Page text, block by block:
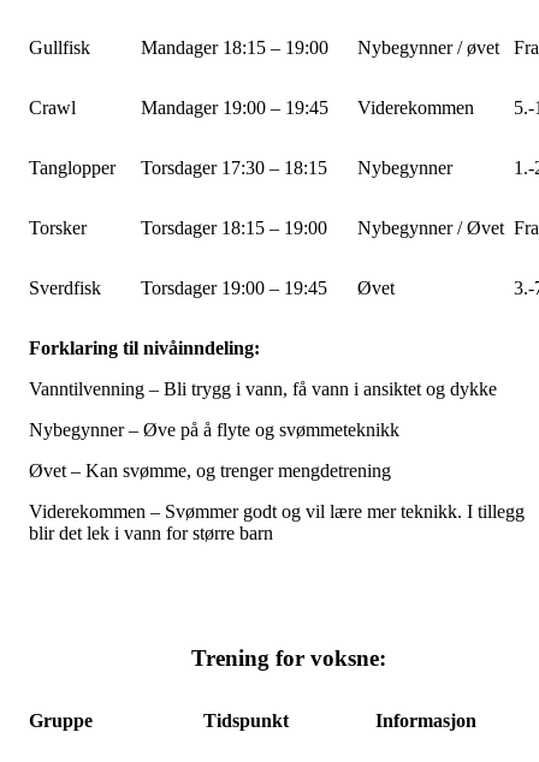
Gullfisk Mandager 18:15 – 19:00 Nybegynner / øvet
Crawl Mandager 19:00 – 19:45 Viderekommen 5.-
Tanglopper Torsdager 17:30 – 18:15 Nybegynner 1.-
Torsker Torsdager 18:15 – 19:00 Nybegynner / Øvet
Sverdfisk Torsdager 19:00 – 19:45 Øvet 3.-
Forklaring til nivåinndeling:
Vanntilvenning – Bli trygg i vann, få vann i ansiktet og dykke
Nybegynner – Øve på å flyte og svømmeteknikk
Øvet – Kan svømme, og trenger mengdetrening
Viderekommen – Svømmer godt og vil lære mer teknikk. I tillegg
blir det lek i vann for større barn
Trening for voksne:
Gruppe Tidspunkt Informasjon